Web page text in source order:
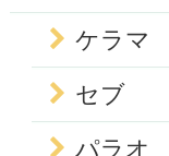
ケラマ
セブ
パラオ